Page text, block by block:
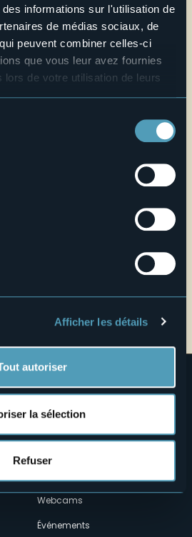
informations sur l'utilisation de
de médias sociaux, de
peuvent combiner celles-ci
que vous leur avez fournies
lors de votre utilisation de leurs
de les supprimer,
cliquez ici
Afficher les détails
autoriser
la sélection
Refuser
29,1°
Webcams
Événements